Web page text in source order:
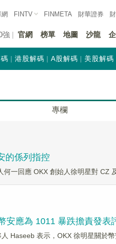
網 FINTV FINMETA 財華證券
強 官網 榜單 地圖 沙龍
港股解碼 A股解碼 美股解碼
專欄
的係列指控
一回應 OKX 創始人徐明星對 CZ
安應為 1011 暴跌擔責發表
Haseeb 表示，OKX 徐明星關於